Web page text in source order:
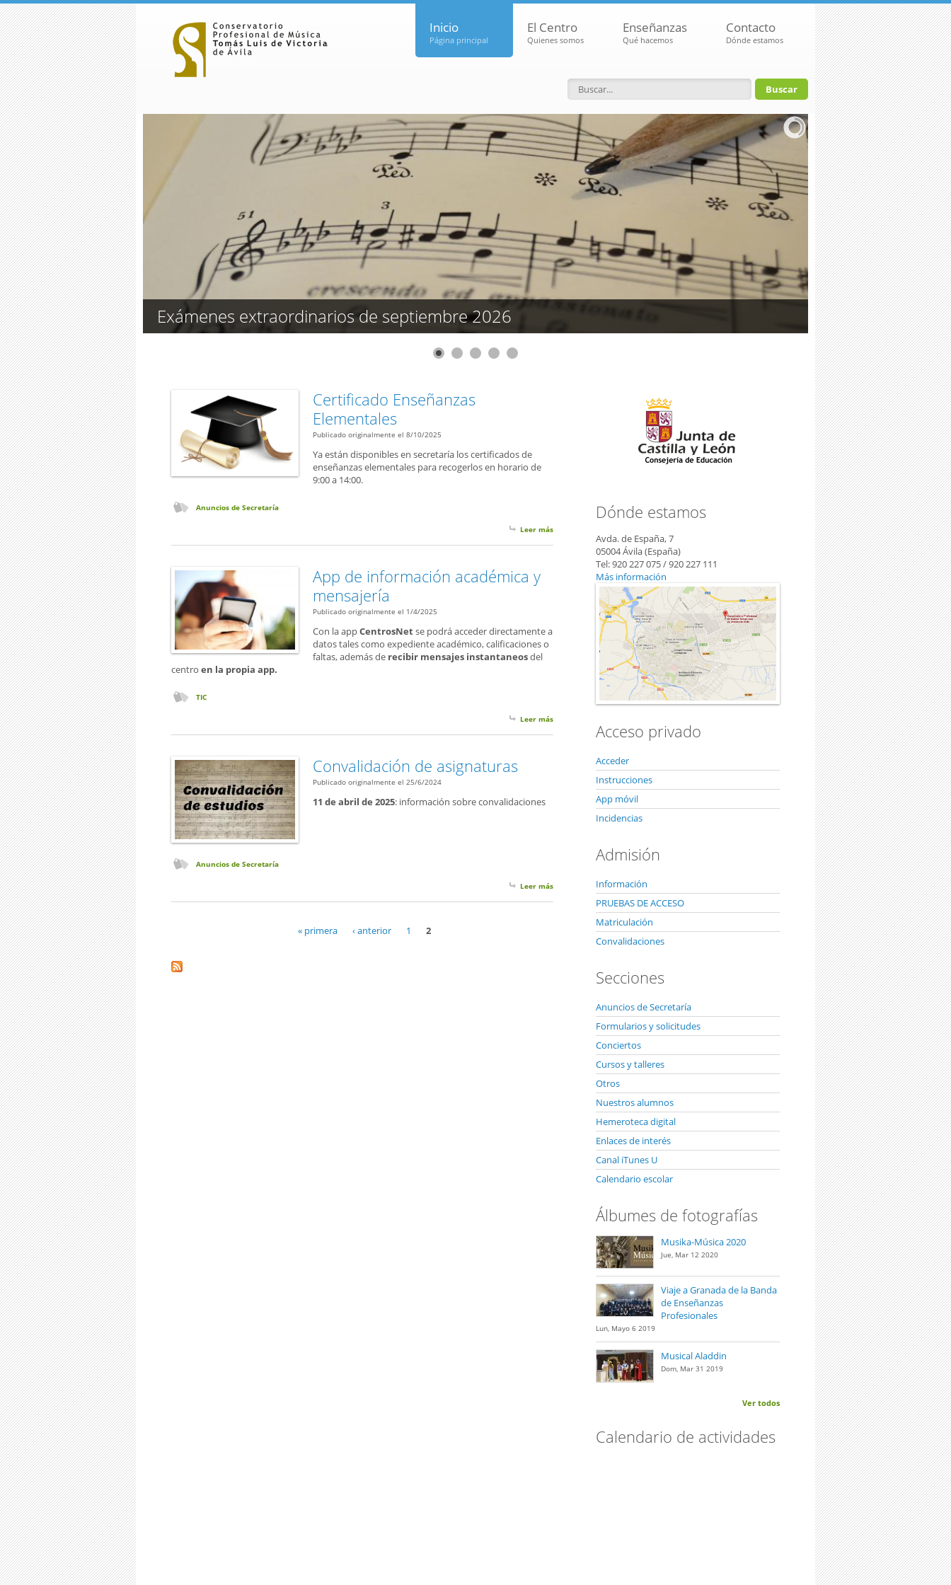
Pasar al contenido principal
Inicio
Página principal
El Centro
Quienes somos
Enseñanzas
Qué hacemos
Contacto
Dónde estamos
Formulario de búsqueda
Exámenes extraordinarios de septiembre 2026
Certificado Enseñanzas
Elementales
Publicado originalmente el 8/10/2025
Ya están disponibles en secretaría los certificados de
enseñanzas elementales para recogerlos en horario de
9:00 a 14:00.
Anuncios de Secretaría
Leer más
App de información académica y
mensajería
Publicado originalmente el 1/4/2025
Con la appCentrosNetse podrá acceder directamente a
datos tales como expediente académico, calificaciones o
faltas, además de recibir mensajes instantaneosdel
centro en la propia app.
TIC
Leer más
Convalidación de asignaturas
Publicado originalmente el 25/6/2024
11 de abril de 2025: información sobre convalidaciones
Anuncios de Secretaría
Leer más sobre Convalidación de asignaturas
« primera ‹ anterior 1 2
Dónde estamos
Avda. de España, 7
05004 Ávila (España)
Tel: 920 227 075 / 920 227 111
Más información
Acceso privado
Acceder
Instrucciones
App móvil
Incidencias
Admisión
Información
PRUEBAS DE ACCESO
Matriculación
Convalidaciones
Secciones
Anuncios de Secretaría
Formularios y solicitudes
Conciertos
Cursos y talleres
Otros
Nuestros alumnos
Hemeroteca digital
Enlaces de interés
Canal iTunes U
Calendario escolar
Álbumes de fotografías
Musika-Música 2020
Jue, Mar 12 2020
Viaje a Granada de la Banda
de Enseñanzas
Profesionales
Lun, Mayo 6 2019
Musical Aladdin
Dom, Mar 31 2019
Ver todos
Calendario de actividades